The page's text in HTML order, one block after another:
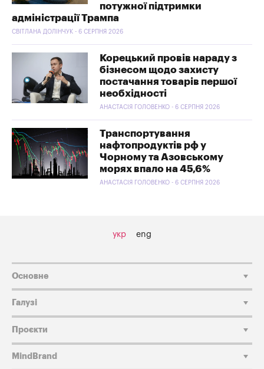
потужної підтримки
адміністрації Трампа
СВІТЛАНА ДОЛІНЧУК - 6 СЕРПНЯ 2026
Корецький провів нараду з
бізнесом щодо захисту
постачання товарів першої
необхідності
АНАСТАСІЯ ГОЛОВЕНКО - 6 СЕРПНЯ 2026
Транспортування
нафтопродуктів рф у
Чорному та Азовському
морях впало на 45,6%
АНАСТАСІЯ ГОЛОВЕНКО - 6 СЕРПНЯ 2026
укр eng
Основне
Галузі
Проєкти
MindBrand